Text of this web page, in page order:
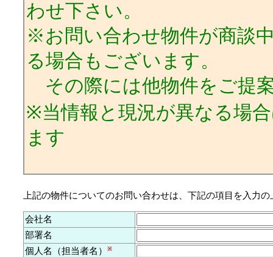
わせ下さい。
※お問い合わせ物件が商談
る場合もございます。
その際には他物件をご提
※当情報と現況が異なる場
ます
上記の物件についてのお問い合わせは、下記の項目を入力
会社名
部署名
個人名（担当者名）
※